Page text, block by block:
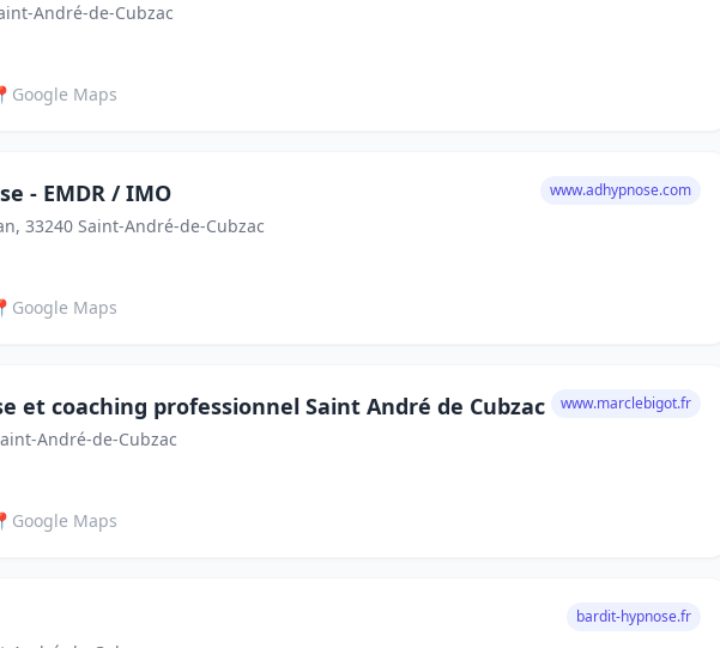
André-de-Cubzac
Google Maps
- EMDR / IMO
33240 Saint-André-de-Cubzac
www.adhypnose.com
Google Maps
et coaching professionnel Saint André de Cubzac
André-de-Cubzac
www.marclebigot.fr
Google Maps
bardit-hypnose.fr